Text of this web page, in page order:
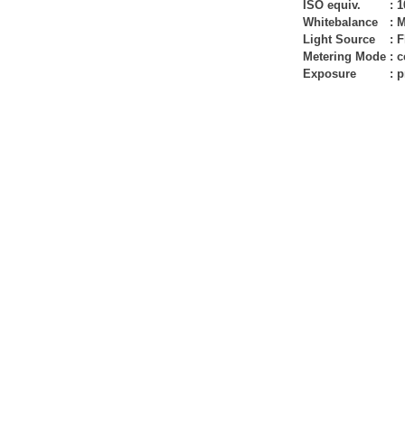
ISO equiv.
:
Whitebalance
:
Light Source
:
Metering Mode :
Exposure
: